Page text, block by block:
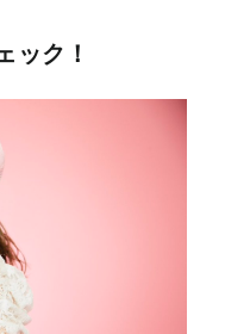
ック！